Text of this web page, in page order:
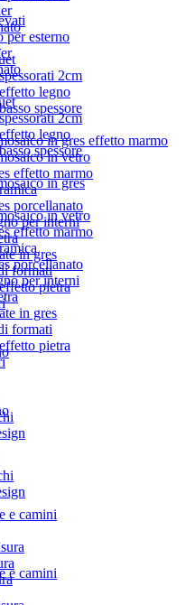
per esterno
2cm
legno
spessore
in gres
in vetro
effetto marmo
porcellanato
per interni
in gres
formati
pietra
e camini
2cm
legno
spessore
in gres effetto marmo
in vetro
effetto marmo
porcellanato
per interni
in gres
formati
pietra
e camini